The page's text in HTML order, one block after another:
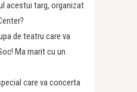
acestui targ, organizat
de teatru care va
Ma marit cu un
care va concerta